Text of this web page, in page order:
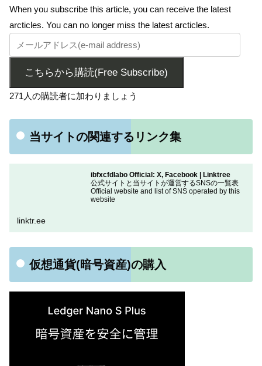
When you subscribe this article, you can receive the latest
arcticles. You can no longer miss the latest arcticles.
こちらから購読(Free Subscribe)
271人の購読者に加わりましょう
当サイトの関連するリンク集
ibfxcfdlabo Official: X, Facebook | Linktree
公式サイトと当サイトが運営するSNSの一覧表
Official website and list of SNS operated by this
website
linktr.ee
仮想通貨(暗号資産)の購入